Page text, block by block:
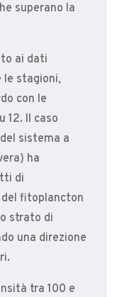
superano la
ai dati
le stagioni,
con le
12. Il caso
sistema a
ha
di
fitoplancton
strato di
una direzione
tra 100 e